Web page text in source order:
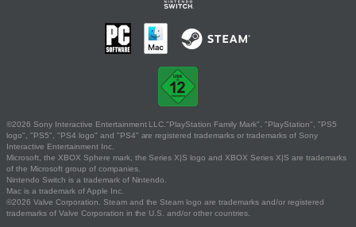
©2026 Sony Interactive Entertainment LLC."PlayStation Family Mark", "PlayStation", "PS5
logo", "PS5", "PS4 logo" and "PS4" are registered trademarks or trademarks of Sony
Interactive Entertainment Inc.
Microsoft, the XBOX Sphere mark, the Series X|S logo and XBOX Series X|S are trademarks
of the Microsoft group of companies.
Nintendo Switch is a trademark of Nintendo.
Mac is a trademark of Apple Inc.
©2026 Valve Corporation. Steam and the Steam logo are trademarks and/or registered
trademarks of Valve Corporation in the U.S. and/or other countries.